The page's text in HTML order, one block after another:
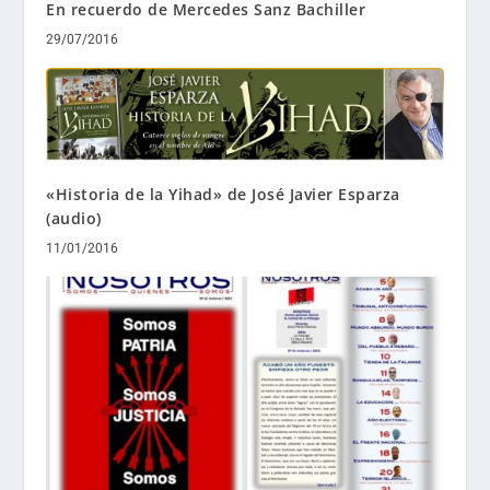
En recuerdo de Mercedes Sanz Bachiller
29/07/2016
«Historia de la Yihad» de José Javier Esparza
(audio)
11/01/2016